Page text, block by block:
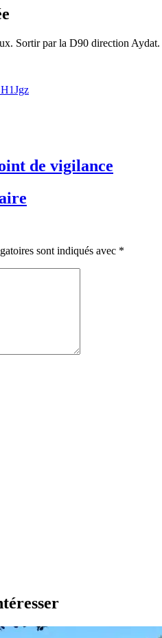
Sortir par la D90 direction Aydat.
de vigilance
sont indiqués avec *